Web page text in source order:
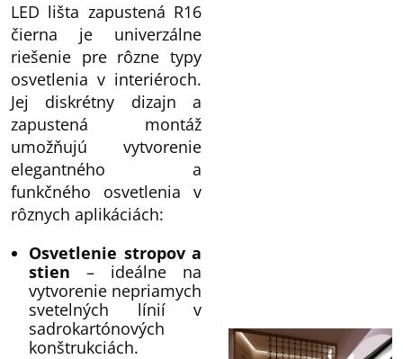
LED lišta zapustená R16
čierna je univerzálne
riešenie pre rôzne typy
osvetlenia v interiéroch.
Jej diskrétny dizajn a
zapustená montáž
umožňujú vytvorenie
elegantného a
funkčného osvetlenia v
rôznych aplikáciách:
Osvetlenie stropov a
stien – ideálne na
vytvorenie nepriamych
svetelných línií v
sadrokartónových
konštrukciách.